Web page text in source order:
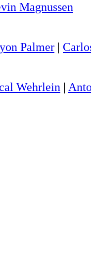
Magnussen
Palmer |
Wehrlein |